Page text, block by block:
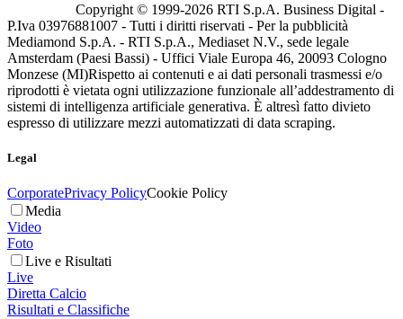
Copyright © 1999-2026 RTI S.p.A. Business Digital -
P.Iva 03976881007 - Tutti i diritti riservati - Per la pubblicità
Mediamond S.p.A. - RTI S.p.A., Mediaset N.V., sede legale
Amsterdam (Paesi Bassi) - Uffici Viale Europa 46, 20093 Cologno
Monzese (MI)Rispetto ai contenuti e ai dati personali trasmessi e/o
riprodotti è vietata ogni utilizzazione funzionale all’addestramento di
sistemi di intelligenza artificiale generativa. È altresì fatto divieto
espresso di utilizzare mezzi automatizzati di data scraping.
Legal
CorporatePrivacy PolicyCookie Policy
Media
Video
Foto
Live e Risultati
Live
Diretta Calcio
Risultati e Classifiche